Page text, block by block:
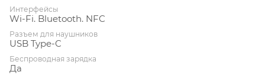
Интерфейсы
Wi-Fi. Bluetooth. NFC
Разъем для наушников
USB Type-C
Беспроводная зарядка
Да